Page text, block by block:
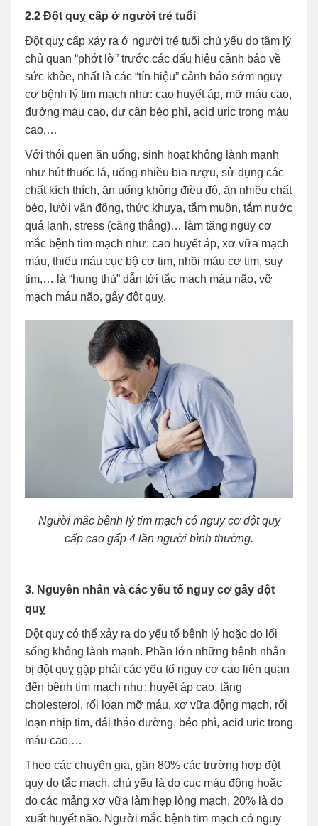
2.2 Đột quỵ cấp ở người trẻ tuổi
Đột quỵ cấp xảy ra ở người trẻ tuổi chủ yếu do tâm lý
chủ quan “phớt lờ” trước các dấu hiệu cảnh báo về
sức khỏe, nhất là các “tín hiệu” cảnh báo sớm nguy
cơ bệnh lý tim mạch như: cao huyết áp, mỡ máu cao,
đường máu cao, dư cân béo phì, acid uric trong máu
cao,…
Với thói quen ăn uống, sinh hoạt không lành mạnh
như hút thuốc lá, uống nhiều bia rượu, sử dụng các
chất kích thích, ăn uống không điều độ, ăn nhiều chất
béo, lười vận động, thức khuya, tắm muộn, tắm nước
quá lạnh, stress (căng thẳng)… làm tăng nguy cơ
mắc bệnh tim mạch như: cao huyết áp, xơ vữa mạch
máu, thiếu máu cục bộ cơ tim, nhồi máu cơ tim, suy
tim,… là “hung thủ” dẫn tới tắc mạch máu não, vỡ
mạch máu não, gây đột quỵ.
Người mắc bệnh lý tim mạch có nguy cơ đột quỵ
cấp cao gấp 4 lần người bình thường.
3. Nguyên nhân và các yếu tố nguy cơ gây đột
quỵ
Đột quỵ có thể xảy ra do yếu tố bệnh lý hoặc do lối
sống không lành mạnh. Phần lớn những bệnh nhân
bị đột quỵ gặp phải các yếu tố nguy cơ cao liên quan
đến bệnh tim mạch như: huyết áp cao, tăng
cholesterol, rối loạn mỡ máu, xơ vữa động mạch, rối
loạn nhịp tim, đái tháo đường, béo phì, acid uric trong
máu cao,…
Theo các chuyên gia, gần 80% các trường hợp đột
quỵ do tắc mạch, chủ yếu là do cục máu đông hoặc
do các mảng xơ vữa làm hẹp lòng mạch, 20% là do
xuất huyết não. Người mắc bệnh tim mạch có nguy